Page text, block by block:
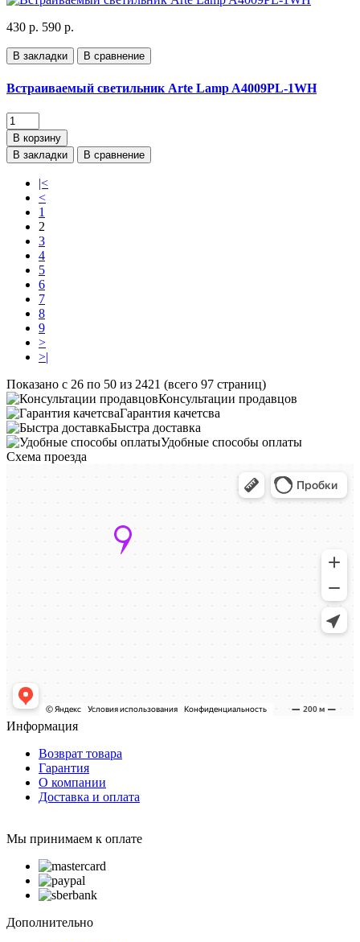
430 р. 590 р.
В закладки В сравнение
Встраиваемый светильник Arte Lamp A4009PL-1WH
В корзину
В закладки
В сравнение
|<
<
1
2
3
4
5
6
7
8
9
>
>|
Показано с 26 по 50 из 2421 (всего 97 страниц)
Консультации продавцов
Гарантия качетсва
Быстра доставка
Удобные способы оплаты
Схема проезда
Информация
Возврат товара
Гарантия
О компании
Доставка и оплата
Мы принимаем к оплате
Дополнительно